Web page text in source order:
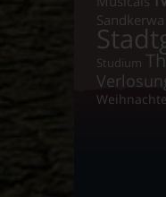
Sandkerwa
Studium